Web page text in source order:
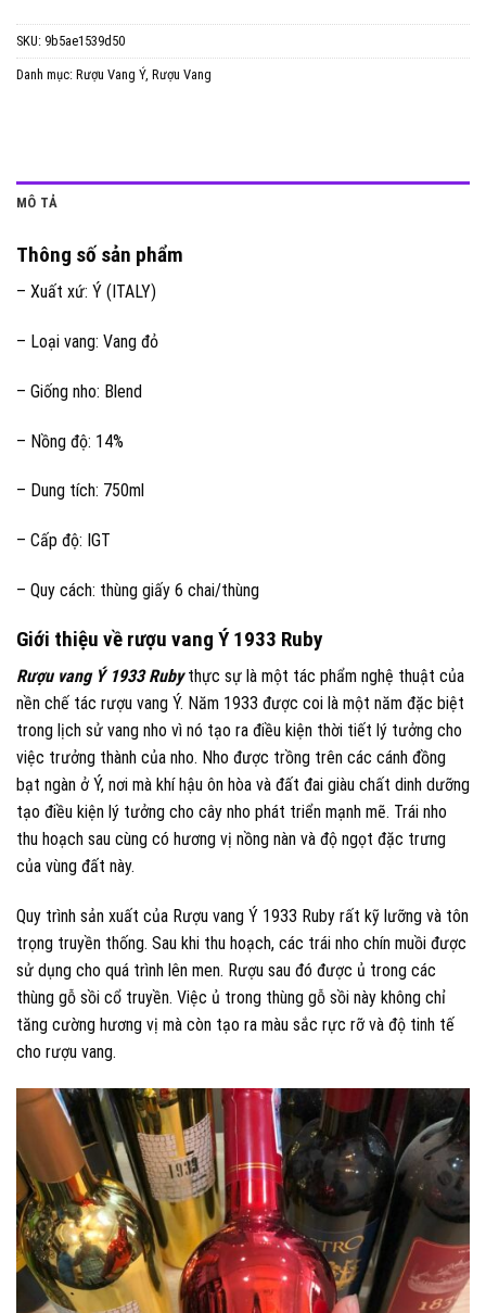
SKU: 9b5ae1539d50
Danh mục: Rượu Vang Ý, Rượu Vang
MÔ TẢ
Thông số sản phẩm
– Xuất xứ: Ý (ITALY)
– Loại vang: Vang đỏ
– Giống nho: Blend
– Nồng độ: 14%
– Dung tích: 750ml
– Cấp độ: IGT
– Quy cách: thùng giấy 6 chai/thùng
Giới thiệu về rượu vang Ý 1933 Ruby
Rượu vang Ý 1933 Rubythực sự là một tác phẩm nghệ thuật của
nền chế tác rượu vang Ý. Năm 1933 được coi là một năm đặc biệt
trong lịch sử vang nho vì nó tạo ra điều kiện thời tiết lý tưởng cho
việc trưởng thành của nho. Nho được trồng trên các cánh đồng
bạt ngàn ở Ý, nơi mà khí hậu ôn hòa và đất đai giàu chất dinh dưỡng
tạo điều kiện lý tưởng cho cây nho phát triển mạnh mẽ. Trái nho
thu hoạch sau cùng có hương vị nồng nàn và độ ngọt đặc trưng
của vùng đất này.
Quy trình sản xuất của Rượu vang Ý 1933 Ruby rất kỹ lưỡng và tôn
trọng truyền thống. Sau khi thu hoạch, các trái nho chín muồi được
sử dụng cho quá trình lên men. Rượu sau đó được ủ trong các
thùng gỗ sồi cổ truyền. Việc ủ trong thùng gỗ sồi này không chỉ
tăng cường hương vị mà còn tạo ra màu sắc rực rỡ và độ tinh tế
cho rượu vang.